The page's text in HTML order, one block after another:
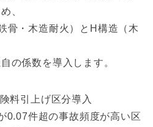
、
骨・木造耐火）とH構造（木
の係数を導入します。
料引上げ区分導入
0.07件超の事故頻度が高い区